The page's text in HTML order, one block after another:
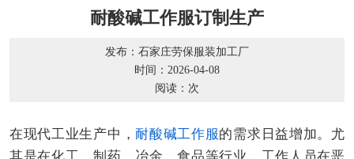
耐酸碱工作服订制生产
发布：石家庄劳保服装加工厂
时间：2026-04-08
阅读： 次
在现代工业生产中， 耐酸碱工作服的需求日益增加。尤